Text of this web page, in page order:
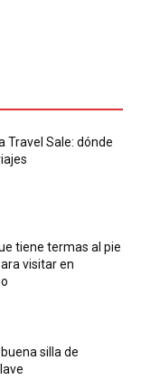
Travel Sale: dónde
tiene termas al pie
visitar en
silla de